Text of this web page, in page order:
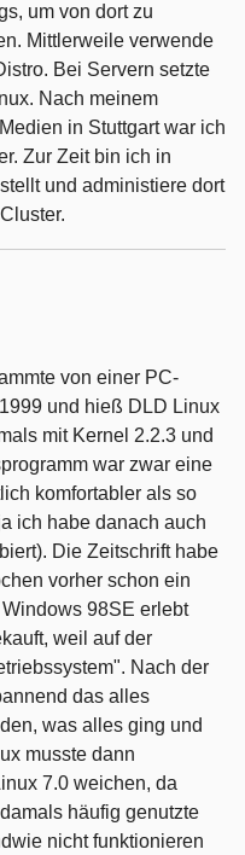
um von dort zu
Mittlerweile verwende
Bei Servern setzte
Nach meinem
in Stuttgart war ich
Zur Zeit bin ich in
und administiere dort
von einer PC-
und hieß DLD Linux
mit Kernel 2.2.3 und
war zwar eine
komfortabler als so
ich habe danach auch
Die Zeitschrift habe
vorher schon ein
98SE erlebt
weil auf der
Nach der
das alles
was alles ging und
musste dann
7.0 weichen, da
häufig genutzte
nicht funktionieren